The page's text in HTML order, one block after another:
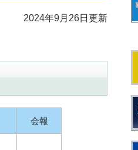
2024年9月26日更新
会報